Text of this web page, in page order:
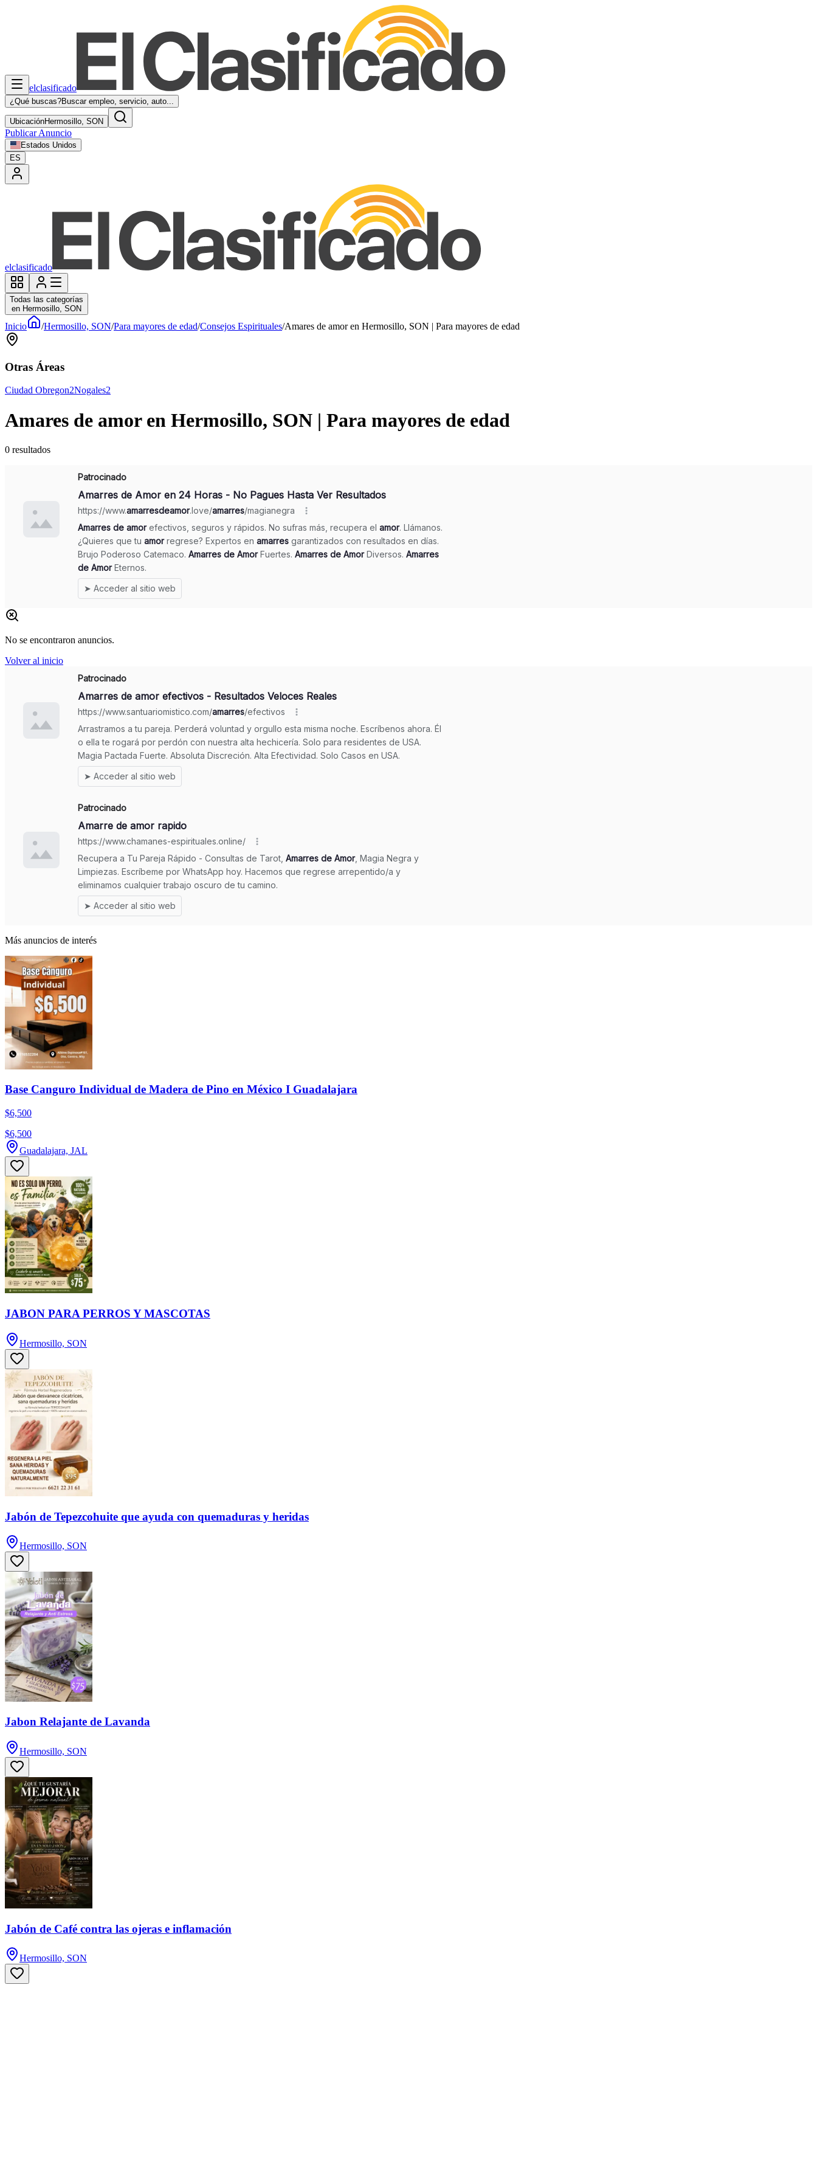
elclasificado
¿Qué buscas?Buscar empleo, servicio, auto...
UbicaciónHermosillo, SON
Publicar Anuncio
Estados Unidos
ES
elclasificado
Todas las categorías
en Hermosillo, SON
Inicio /Hermosillo, SON/Para mayores de edad/Consejos Espirituales/Amares de amor en Hermosillo, SON | Para mayores de edad
Otras Áreas
Ciudad Obregon2Nogales2
Amares de amor en Hermosillo, SON | Para mayores de edad
0 resultados
No se encontraron anuncios.
Volver al inicio
Más anuncios de interés
Base Canguro Individual de Madera de Pino en México I Guadalajara
$6,500
$6,500
Guadalajara, JAL
JABON PARA PERROS Y MASCOTAS
Hermosillo, SON
Jabón de Tepezcohuite que ayuda con quemaduras y heridas
Hermosillo, SON
Jabon Relajante de Lavanda
Hermosillo, SON
Jabón de Café contra las ojeras e inflamación
Hermosillo, SON